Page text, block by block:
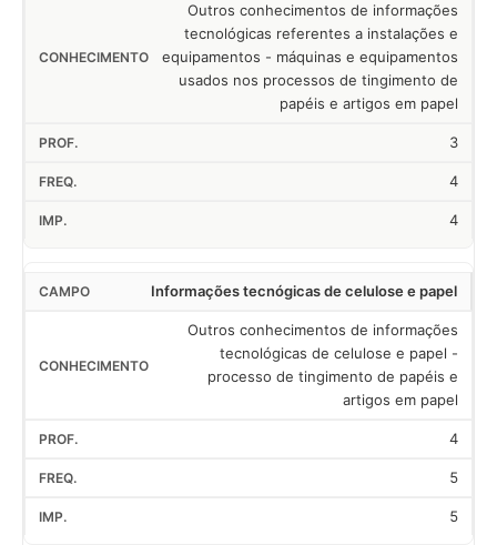
Outros conhecimentos de informações
tecnológicas referentes a instalações e
equipamentos - máquinas e equipamentos
usados nos processos de tingimento de
papéis e artigos em papel
3
4
4
Informações tecnógicas de celulose e papel
Outros conhecimentos de informações
tecnológicas de celulose e papel -
processo de tingimento de papéis e
artigos em papel
4
5
5